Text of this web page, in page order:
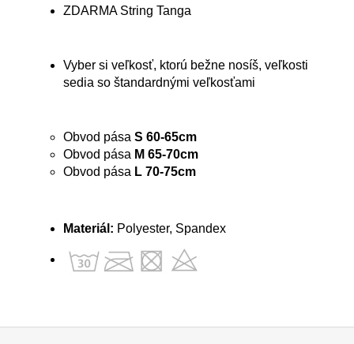
ZDARMA String Tanga
Vyber si veľkosť, ktorú bežne nosíš, veľkosti
sedia so štandardnými veľkosťami
Obvod pása S 60-65cm
Obvod pása M 65-70cm
Obvod pása L 70-75cm
Materiál: Polyester, Spandex